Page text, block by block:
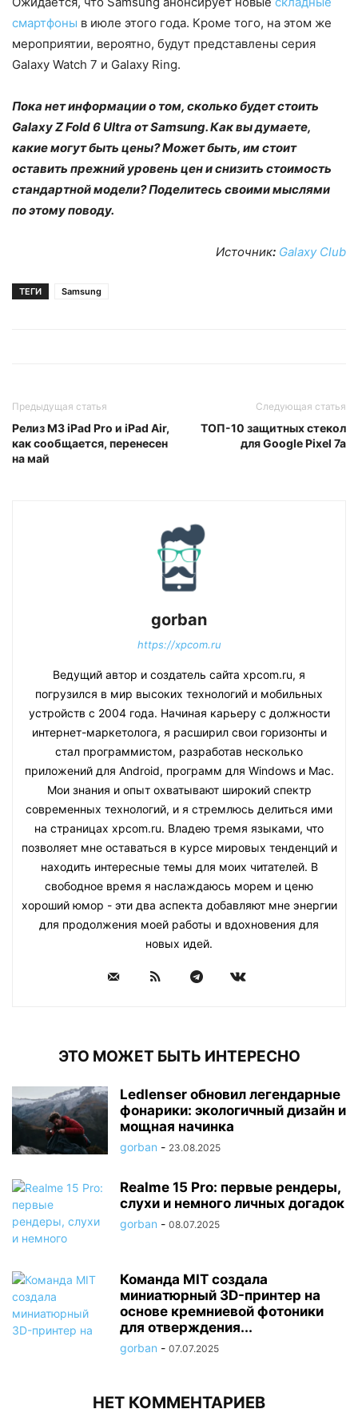
смартфоны в июле этого года. Кроме того, на этом же
мероприятии, вероятно, будут представлены серия
Galaxy Watch 7 и Galaxy Ring.
Пока нет информации о том, сколько будет стоить
Galaxy Z Fold 6 Ultra от Samsung. Как вы думаете,
какие могут быть цены? Может быть, им стоит
оставить прежний уровень цен и снизить стоимость
стандартной модели? Поделитесь своими мыслями
по этому поводу.
Источник: Galaxy Club
ТЕГИ Samsung
Предыдущая статья
Релиз M3 iPad Pro и iPad Air,
как сообщается, перенесен
на май
Следующая статья
ТОП-10 защитных стекол
для Google Pixel 7a
gorban
https://xpcom.ru
Ведущий автор и создатель сайта xpcom.ru, я
погрузился в мир высоких технологий и мобильных
устройств с 2004 года. Начиная карьеру с должности
интернет-маркетолога, я расширил свои горизонты и
стал программистом, разработав несколько
приложений для Android, программ для Windows и Mac.
Мои знания и опыт охватывают широкий спектр
современных технологий, и я стремлюсь делиться ими
на страницах xpcom.ru. Владею тремя языками, что
позволяет мне оставаться в курсе мировых тенденций и
находить интересные темы для моих читателей. В
свободное время я наслаждаюсь морем и ценю
хороший юмор - эти два аспекта добавляют мне энергии
для продолжения моей работы и вдохновения для
новых идей.
ЭТО МОЖЕТ БЫТЬ ИНТЕРЕСНО
Ledlenser обновил легендарные
фонарики: экологичный дизайн и
мощная начинка
gorban - 23.08.2025
Realme 15 Pro: первые рендеры,
слухи и немного личных догадок
gorban - 08.07.2025
Команда MIT создала
миниатюрный 3D-принтер на
основе кремниевой фотоники
для отверждения...
gorban - 07.07.2025
НЕТ КОММЕНТАРИЕВ